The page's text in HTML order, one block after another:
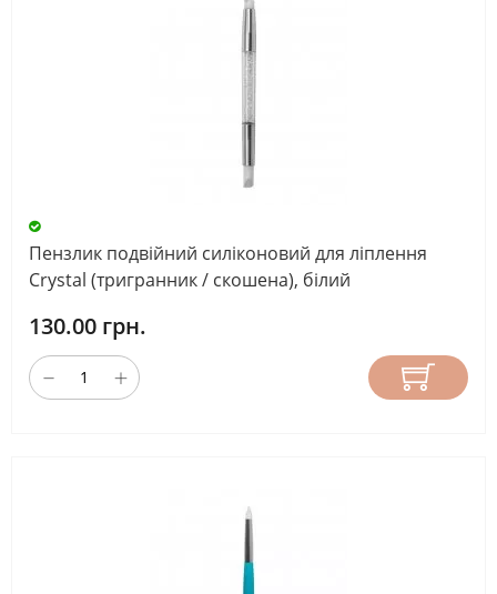
Пензлик подвійний силіконовий для ліплення
Crystal (тригранник / скошена), білий
130.00 грн.